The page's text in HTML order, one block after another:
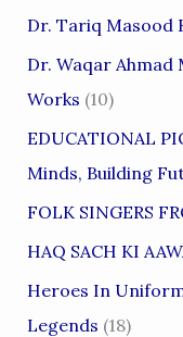
Dr. Tariq Masood
Dr. Waqar Ahmad
Works (10)
EDUCATIONAL
Minds, Building
FOLK SINGERS
HAQ SACH KI
Heroes In
Legends (18)